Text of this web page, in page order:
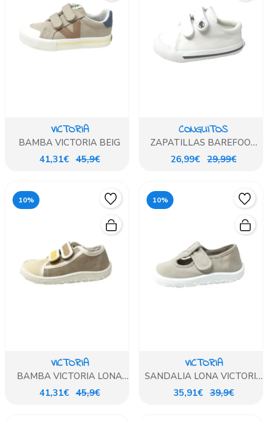
VICTORIA
BAMBA VICTORIA BEIG
41,31€ 45,9€
CONGUITOS
ZAPATILLAS BAREFOOT
LONA BLANCA
26,99€ 29,99€
10%
VICTORIA
BAMBA VICTORIA LONA
BEIG
41,31€ 45,9€
10%
VICTORIA
SANDALIA LONA VICTORIA
CORTE PEPITO BEIG
35,91€ 39,9€